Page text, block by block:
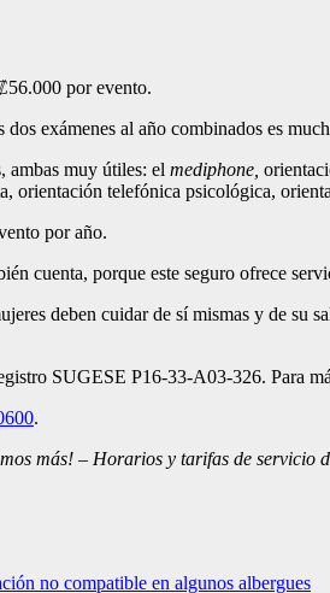
por evento.
exámenes al año combinados es
ambas muy útiles: el mediphone,
orientación telefónica psicológica,
por año.
cuenta, porque este seguro ofrece
deben cuidar de sí mismas y de
SUGESE P16-33-A03-326. Para
.
más! – Horarios y tarifas de servicio
no compatible en algunos albergues